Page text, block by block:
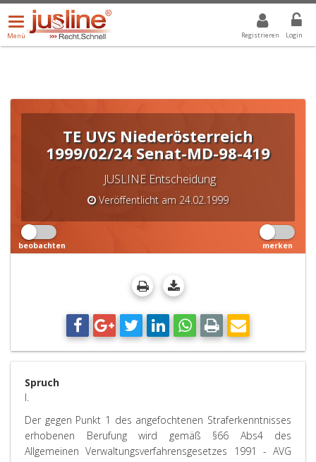
Registrieren Login
Menü
öffnen/schließen
Menü
ALLE DROPDOWN: GEWÄHLTER WERT IST ALLE
TE UVS Niederösterreich
1999/02/24 Senat-MD-98-419
JUSLINE Entscheidung
Veröffentlicht am 24.02.1999
beobachten merken
Spruch
I.
Der gegen Punkt 1 des angefochtenen Straferkenntnisses
erhobenen Berufung wird gemäß §66 Abs4 des
Allgemeinen Verwaltungsverfahrensgesetzes 1991 - AVG